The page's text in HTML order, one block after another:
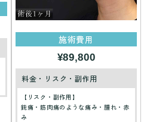
施術費用
¥89,800
料金・リスク・副作用
【リスク・副作用】
鈍痛・筋肉痛のような痛み・腫れ・赤
み